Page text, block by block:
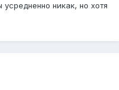
никак, но хотя